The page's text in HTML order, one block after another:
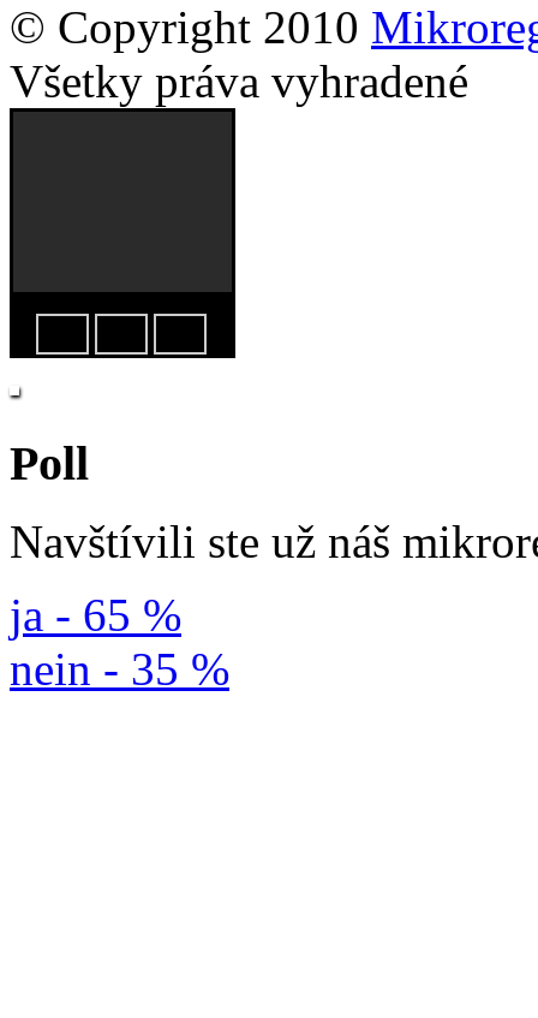
© Copyright 2010
Všetky práva vyhradené
Poll
Navštívili ste už náš
ja - 65 %
nein - 35 %